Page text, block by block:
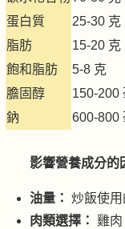
蛋白質
25-30 克
脂肪
15-20 克
飽和脂肪
5-8 克
膽固醇
150-200
鈉
600-800
影響營養成分的
油量： 炒飯使用
肉類選擇： 雞